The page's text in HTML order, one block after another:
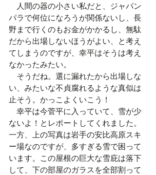
人間の器の小さい私だと、ジャパン
パラで何位になろうが関係ないし、長
野まで行くのもお金がかかるし、無駄
だから出場しないほうがよい、と考え
てしまうのですが、幸平はそうは考え
なかったみたい。
そうだね。選に漏れたから出場しな
い、みたいな不貞腐れるような真似は
止そう。かっこよくいこう！
幸平は今菅平に入っていて、雪が少
ないよ！とレポートしてくれました。
一方、上の写真は岩手の安比高原スキ
ー場なのですが、多すぎる雪で困って
います。この屋根の巨大な雪庇は落下
して、下の部屋のガラスを全部割って